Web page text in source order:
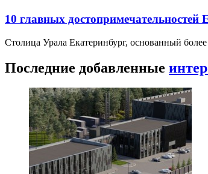
10 главных достопримечательностей
Столица Урала Екатеринбург, основанный
Последние добавленные